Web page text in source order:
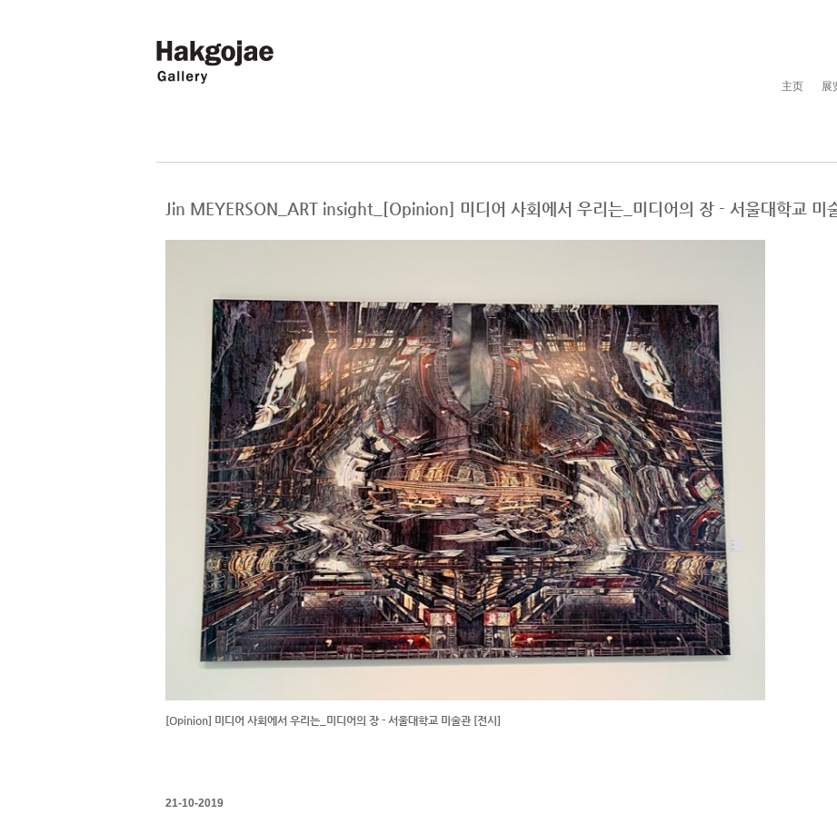
主页 展
Jin MEYERSON_ART insight_[Opinion] 미디어 사회에서 우리는_미디어의 장 - 서울대학교 미
[Opinion] 미디어 사회에서 우리는_미디어의 장 - 서울대학교 미술관 [전시]
21-10-2019